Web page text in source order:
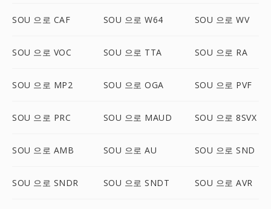
SOU 으로 CAF SOU 으로 W64 SOU 으로 WV
SOU 으로 VOC SOU 으로 TTA SOU 으로 RA
SOU 으로 MP2 SOU 으로 OGA SOU 으로 PVF
SOU 으로 PRC SOU 으로 MAUD SOU 으로 8SVX
SOU 으로 AMB SOU 으로 AU SOU 으로 SND
SOU 으로 SNDR SOU 으로 SNDT SOU 으로 AVR